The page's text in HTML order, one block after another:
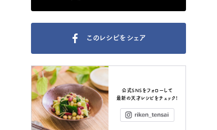
このレシピをシェア
公式SNSをフォローして
最新の天才レシピをチェック！